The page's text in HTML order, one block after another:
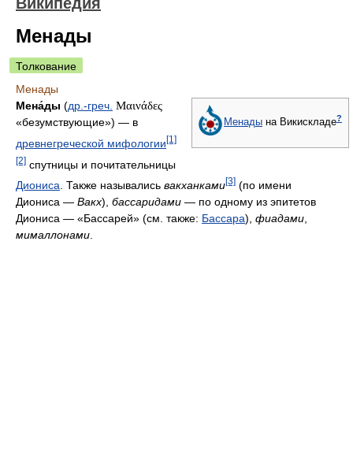
Менады
Толкование
Менады
Менады на Викискладе?
Мена́ды (др.-греч. Μαινάδες
«безумствующие») — в
древнегреческой мифологии[1]
[2] спутницы и почитательницы
Диониса . Также назывались вакханками[3] (по имени
Диониса — Вакх), бассаридами — по одному из эпитетов
Диониса — «Бассарей» (см. также: Бассара), фиадами
мималлонами